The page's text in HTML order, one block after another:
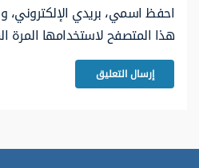
احفظ اسمي، بريدي الإلكتروني،
هذا المتصفح لاستخدامها المرة